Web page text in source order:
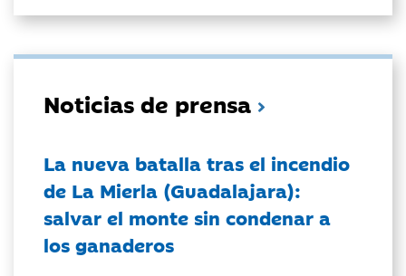
Noticias de prensa
La nueva batalla tras el incendio
de La Mierla (Guadalajara):
salvar el monte sin condenar a
los ganaderos